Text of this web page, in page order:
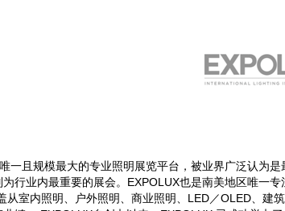
一且规模最大的专业照明展览平台，被业界广泛认为是
行业内最重要的展会。EXPOLUX也是南美地区唯一专
从室内照明、户外照明、商业照明、LED／OLED、建